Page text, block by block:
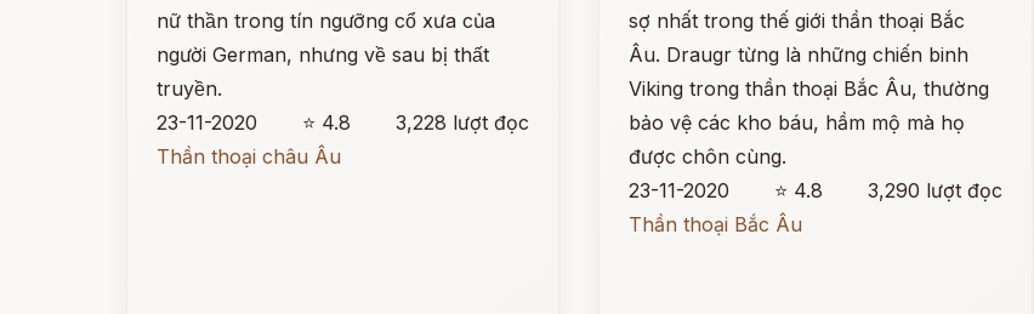
nữ thần trong tín ngưỡng cổ xưa của
người German, nhưng về sau bị thất
truyền.
23-11-2020
⭐ 4.8
3,228 lượt đọc
Thần thoại châu Âu
sợ nhất trong thế giới thần thoại Bắc
Âu. Draugr từng là những chiến binh
Viking trong thần thoại Bắc Âu, thường
bảo vệ các kho báu, hầm mộ mà họ
được chôn cùng.
23-11-2020
⭐ 4.8
3,290 lượt đọc
Thần thoại Bắc Âu